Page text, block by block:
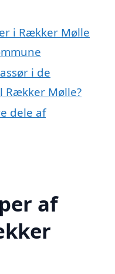
i Rækker Mølle
i de
Mølle?
dele af
af